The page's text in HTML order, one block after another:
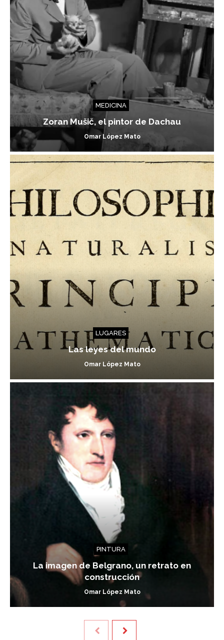
MEDICINA
Zoran Mušič, el pintor de Dachau
Omar López Mato
LUGARES
Las leyes del mundo
Omar López Mato
PINTURA
La imagen de Belgrano, un retrato en
construcción
Omar López Mato